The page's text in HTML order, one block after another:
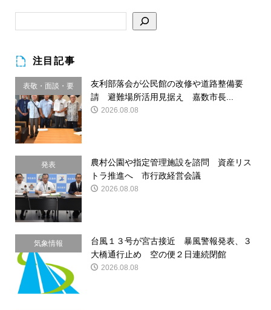
注目記事
表敬・面談・要
請
友利部落会が公民館の改修や道路整備要
請 避難場所活用見据え 嘉数市長...
2026.08.08
発表
農村公園や指定管理施設を諮問 資産リス
トラ推進へ 市行政経営会議
2026.08.08
気象情報
台風１３号が宮古接近 暴風警報発表、３
大橋通行止め 空の便２日連続閉館
2026.08.08